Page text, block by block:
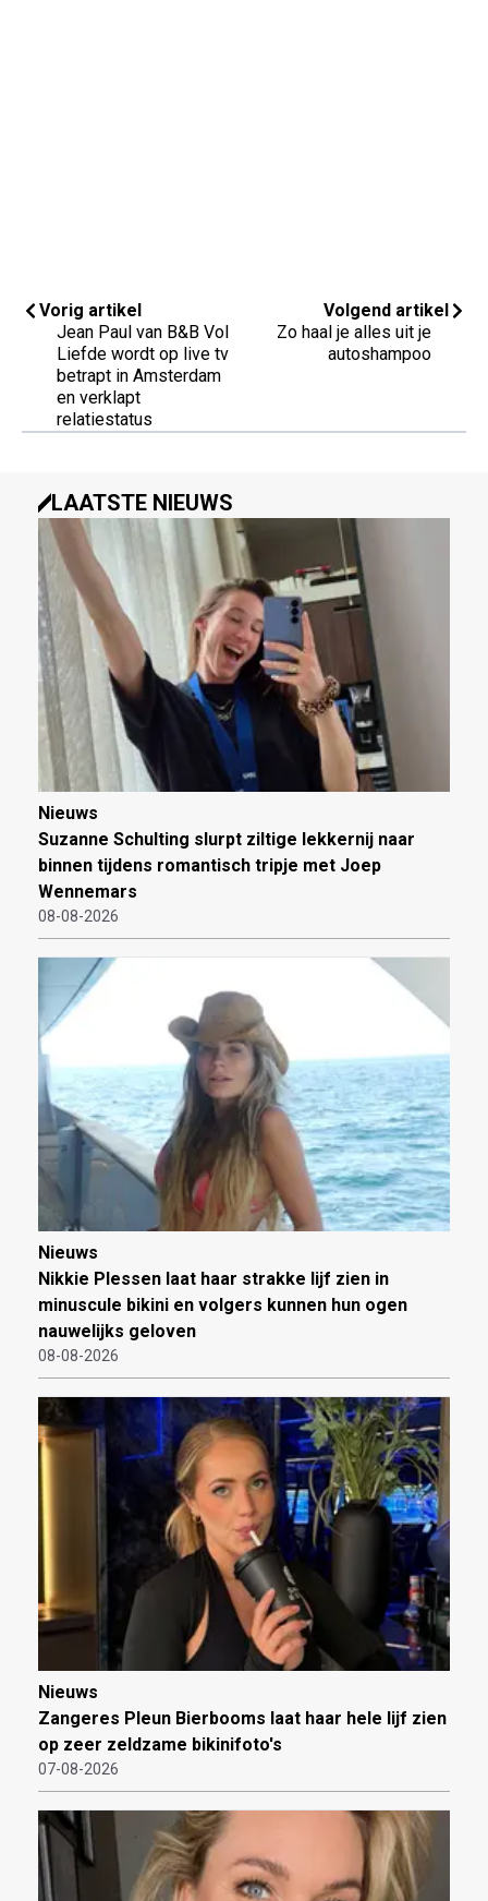
Vorig artikel
Jean Paul van B&B Vol
Liefde wordt op live tv
betrapt in Amsterdam
en verklapt
relatiestatus
Volgend artikel
Zo haal je alles uit je
autoshampoo
LAATSTE NIEUWS
Nieuws
Suzanne Schulting slurpt ziltige lekkernij naar
binnen tijdens romantisch tripje met Joep
Wennemars
08-08-2026
Nieuws
Nikkie Plessen laat haar strakke lijf zien in
minuscule bikini en volgers kunnen hun ogen
nauwelijks geloven
08-08-2026
Nieuws
Zangeres Pleun Bierbooms laat haar hele lijf zien
op zeer zeldzame bikinifoto's
07-08-2026